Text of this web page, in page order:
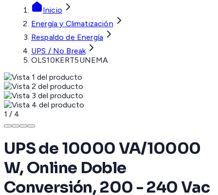
Inicio
Energía y Climatización
Respaldo de Energía
UPS / No Break
OLS10KERT5UNEMA
1 / 4
UPS de 10000 VA/10000
W, Online Doble
Conversión, 200 - 240 Vac